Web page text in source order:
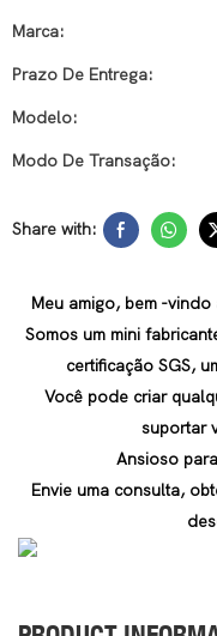
Marca:
Prazo De Entrega:
Modelo:
Modo De Transação:
Share with:
Meu amigo, bem -
Somos um mini
certificação SGS,
Você pode criar
suportar
Ansioso
Envie uma consulta,